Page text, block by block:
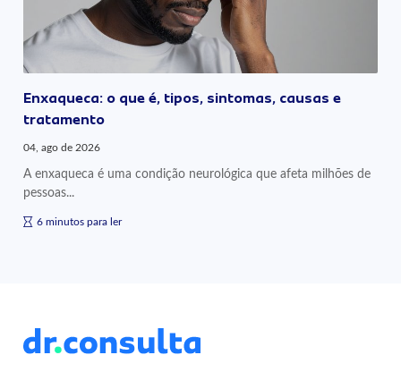
Enxaqueca: o que é, tipos, sintomas, causas e
tratamento
04, ago de 2026
A enxaqueca é uma condição neurológica que afeta milhões de
pessoas...
6 minutos para ler